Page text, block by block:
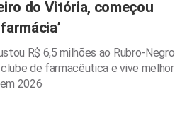
do Vitória, começou
R$ 6,5 milhões ao Rubro-Negro
de farmacêutica e vive melhor
2026